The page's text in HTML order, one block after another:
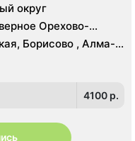
округ
Орехово-
Борисово , Алма-
4100 p.